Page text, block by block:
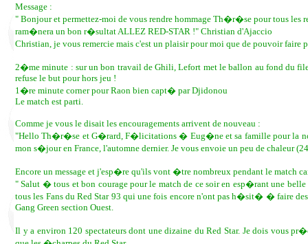
Message :
" Bonjour et permettez-moi de vous rendre hommage Th�r�se pour tous les
ram�nera un bon r�sultat ALLEZ RED-STAR !" Christian d'Ajaccio
Christian, je vous remercie mais c'est un plaisir pour moi que de pouvoir
2�me minute : sur un bon travail de Ghili, Lefort met le ballon au fond du
refuse le but pour hors jeu !
1�re minute corner pour Raon bien capt� par Djidonou
Le match est parti.
Comme je vous le disait les encouragements arrivent de nouveau :
"Hello Th�r�se et G�rard, F�licitations � Eug�ne et sa famille pour la
mon s�jour en France, l'automne dernier. Je vous envoie un peu de chaleur
Encore un message et j'esp�re qu'ils vont �tre nombreux pendant le match
" Salut � tous et bon courage pour le match de ce soir en esp�rant une
tous les Fans du Red Star 93 qui une fois encore n'ont pas h�sit� � faire
Gang Green section Ouest.
Il y a environ 120 spectateurs dont une dizaine du Red Star. Je dois vous